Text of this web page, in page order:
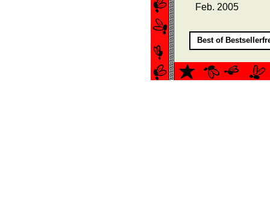
Feb. 2005
Best of